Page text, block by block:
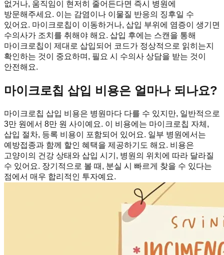
없거나, 움직임이 현저히 줄어든다면 즉시 병원에
방문해주세요. 이는 감염이나 이물질 반응의 징후일 수
있어요. 마이크로칩이 이동하거나, 삽입 부위에 염증이 생기면
수의사가 조치를 취해야 해요. 삽입 후에는 스캔을 통해
마이크로칩이 제대로 삽입되어 코드가 정상적으로 읽히는지
확인하는 것이 중요하며, 필요 시 수의사 상담을 받는 것이
안전해요.
마이크로칩 삽입 비용은 얼마나 되나요?
마이크로칩 삽입 비용은 병원마다 다를 수 있지만, 일반적으로
3만 원에서 8만 원 사이예요. 이 비용에는 마이크로칩 자체,
삽입 절차, 등록 비용이 포함되어 있어요. 일부 병원에서는
예방접종과 함께 할인 혜택을 제공하기도 해요. 비용은
고양이의 건강 상태와 삽입 시기, 병원의 위치에 따라 달라질
수 있어요. 장기적으로 볼 때, 분실 시 빠르게 찾을 수 있다는
점에서 매우 합리적인 투자예요.